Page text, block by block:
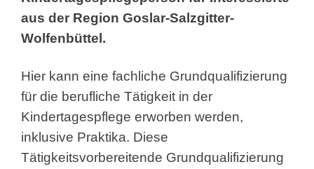
aus der Region Goslar-Salzgitter-
Wolfenbüttel.
Hier kann eine fachliche Grundqualifizierung
für die berufliche Tätigkeit in der
Kindertagespflege erworben werden,
inklusive Praktika. Diese
Tätigkeitsvorbereitende Grundqualifizierung